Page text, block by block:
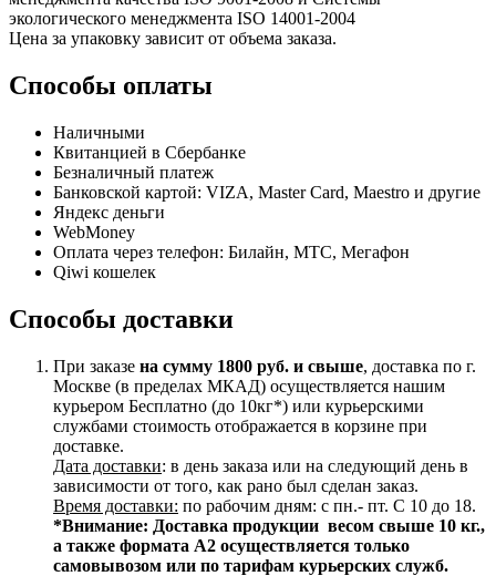
экологического менеджмента ISO 14001-2004
Цена за упаковку зависит от объема заказа.
Способы оплаты
Наличными
Квитанцией в Сбербанке
Безналичный платеж
Банковской картой: VIZA, Master Card, Maestro и другие
Яндекс деньги
WebMoney
Оплата через телефон: Билайн, МТС, Мегафон
Qiwi кошелек
Способы доставки
При заказе на сумму 1800 руб. и свыше, доставка по г.
Москве (в пределах МКАД) осуществляется нашим
курьером Бесплатно (до 10кг*) или курьерскими
службами стоимость отображается в корзине при
доставке.
Дата доставки: в день заказа или на следующий день в
зависимости от того, как рано был сделан заказ.
Время доставки: по рабочим дням: с пн.- пт. С 10 до 18.
*Внимание: Доставка продукции весом свыше 10 кг.,
а также формата А2 осуществляется только
самовывозом или по тарифам курьерских служб.